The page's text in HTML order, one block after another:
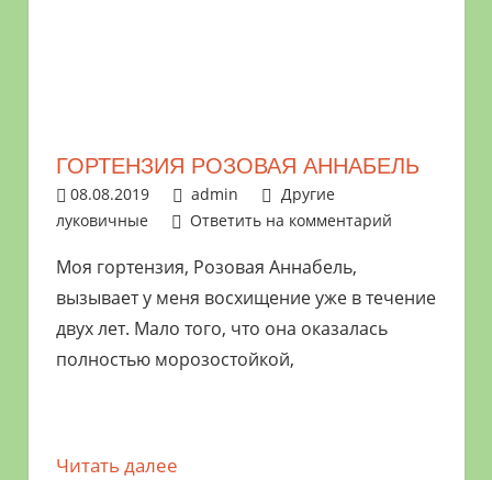
ГОРТЕНЗИЯ РОЗОВАЯ АННАБЕЛЬ
08.08.2019 admin
Другие
луковичные
Ответить на комментарий
Моя гортензия, Розовая Аннабель,
вызывает у меня восхищение уже в течение
двух лет. Мало того, что она оказалась
полностью морозостойкой,
Читать далее